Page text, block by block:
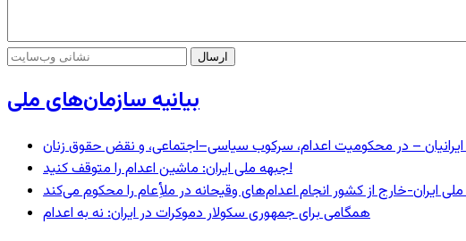
بیانیه سازمان‌های ملی
ایرانیان – در محکومیت اعدام، سرکوب سیاسی–اجتماعی، و نقض حقوق زنان
جبهه ملی ایران: ماشین اعدام را متوقف کنید!
ایران-خارج از کشور انجام اعدام‌های وقیحانه در ملأِعام را محکوم می‌کند
همگامی برای جمهوری سکولار دموکرات در ایران: نه به اعدام